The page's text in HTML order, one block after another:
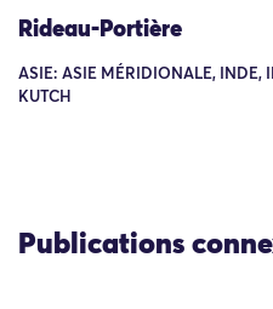
Rideau-Portière
ASIE: ASIE MÉRIDIONALE, INDE,
KUTCH
Publications